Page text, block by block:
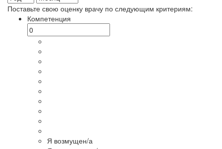
Поставьте свою оценку врачу по следующим критериям:
Компетенция
Я возмущен/а